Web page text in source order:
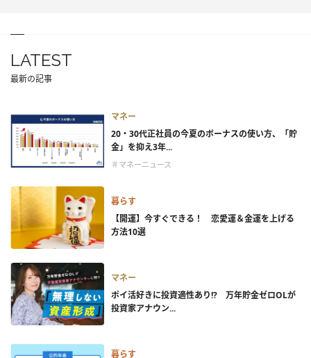
LATEST
最新の記事
マネー
20・30代正社員の今夏のボーナスの使い方、「貯
金」を抑え3年...
＃マネーニュース
暮らす
【開運】今すぐできる！ 恋愛運＆金運を上げる
方法10選
マネー
ポイ活好きに投資適性あり!? 万年貯金ゼロOLが
投資家アナウン...
暮らす